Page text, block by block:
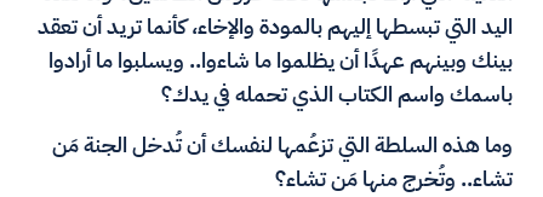
اليد التي تبسطها إليهم بالمودة والإخاء، كأنما تريد أن تعقد
بينك وبينهم عهدًا أن يظلموا ما شاءوا.. ويسلبوا ما أرادوا
باسمك واسم الكتاب الذي تحمله في يدك؟
وما هذه السلطة التي تزعُمها لنفسك أن تُدخل الجنة مَن
تشاء.. وتُخرج منها مَن تشاء؟